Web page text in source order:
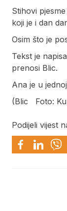
Stihovi
koji je i dan
Osim što je
Tekst je
prenosi Blic.
Ana je u
(Blic Foto:
Podijeli vijest